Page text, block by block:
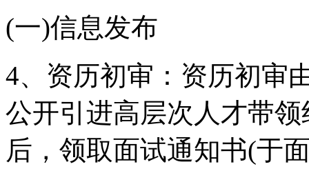
(一)信息发布
4、资历初审：资历初审
公开引进高层次人才带
后，领取面试通知书(于